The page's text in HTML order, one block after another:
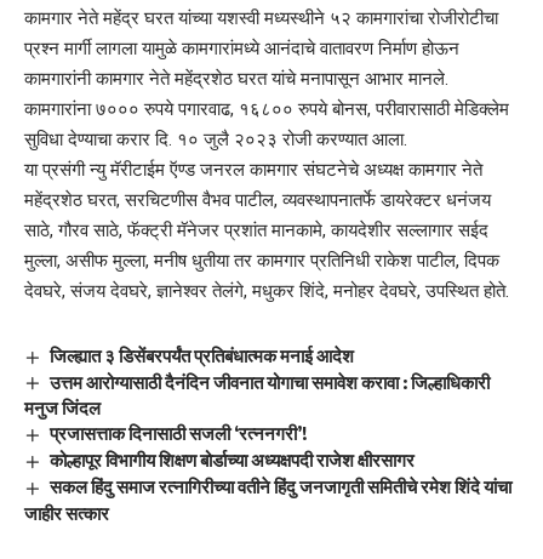
कामगार नेते महेंद्र घरत यांच्या यशस्वी मध्यस्थीने ५२ कामगारांचा रोजीरोटीचा
प्रश्न मार्गी लागला यामुळे कामगारांमध्ये आनंदाचे वातावरण निर्माण होऊन
कामगारांनी कामगार नेते महेंद्रशेठ घरत यांचे मनापासून आभार मानले.
कामगारांना ७००० रुपये पगारवाढ, १६८०० रुपये बोनस, परीवारासाठी मेडिक्लेम
सुविधा देण्याचा करार दि. १० जुलै २०२३ रोजी करण्यात आला.
या प्रसंगी न्यु मॅरीटाईम ऍण्ड जनरल कामगार संघटनेचे अध्यक्ष कामगार नेते
महेंद्रशेठ घरत, सरचिटणीस वैभव पाटील, व्यवस्थापनातर्फे डायरेक्टर धनंजय
साठे, गौरव साठे, फॅक्ट्री मॅनेजर प्रशांत मानकामे, कायदेशीर सल्लागार सईद
मुल्ला, असीफ मुल्ला, मनीष धुतीया तर कामगार प्रतिनिधी राकेश पाटील, दिपक
देवघरे, संजय देवघरे, ज्ञानेश्वर तेलंगे, मधुकर शिंदे, मनोहर देवघरे, उपस्थित होते.
जिल्ह्यात ३ डिसेंबरपर्यंत प्रतिबंधात्मक मनाई आदेश
उत्तम आरोग्यासाठी दैनंदिन जीवनात योगाचा समावेश करावा : जिल्हाधिकारी
मनुज जिंदल
प्रजासत्ताक दिनासाठी सजली ‘रत्ननगरी’!
कोल्हापूर विभागीय शिक्षण बोर्डाच्या अध्यक्षपदी राजेश क्षीरसागर
सकल हिंदु समाज रत्नागिरीच्या वतीने हिंदु जनजागृती समितीचे रमेश शिंदे यांचा
जाहीर सत्कार